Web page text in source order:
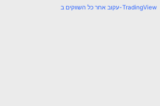
עקוב אחר כל השווקים ב-TradingView